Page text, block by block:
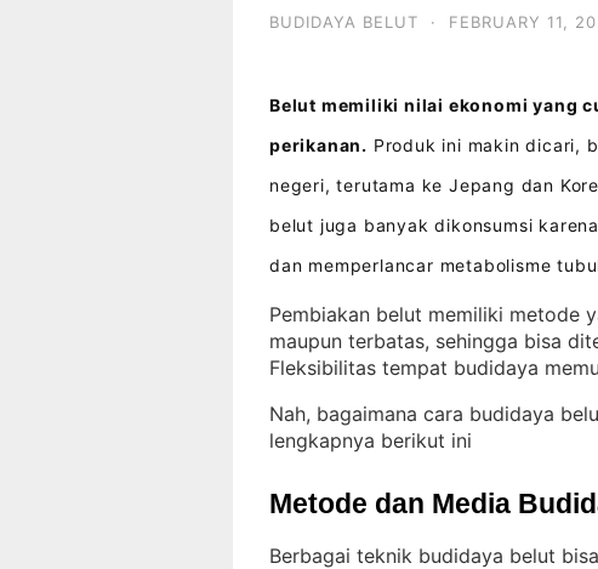
BUDIDAYA BELUT · FEBRUARY 11,
Belut memiliki nilai ekonomi yang
perikanan. Produk ini makin dicari,
negeri, terutama ke Jepang dan
belut juga banyak dikonsumsi
dan memperlancar metabolisme
Pembiakan belut memiliki metode
maupun terbatas, sehingga bisa
Fleksibilitas tempat budidaya
Nah, bagaimana cara budidaya
lengkapnya berikut ini
Metode dan Media
Berbagai teknik budidaya belut